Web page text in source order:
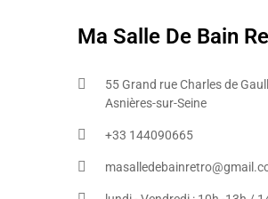
Ma Salle De Bain
55 Grand rue Charles de
Asnières-sur-Seine
+33 144090665​